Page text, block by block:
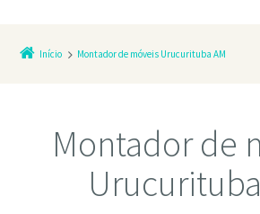
Início Montador de móveis Urucurituba AM
Montador de